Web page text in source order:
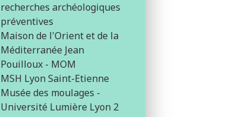
recherches archéologiques
préventives
Maison de l'Orient et de la
Méditerranée Jean
Pouilloux - MOM
MSH Lyon Saint-Etienne
Musée des moulages -
Université Lumière Lyon 2